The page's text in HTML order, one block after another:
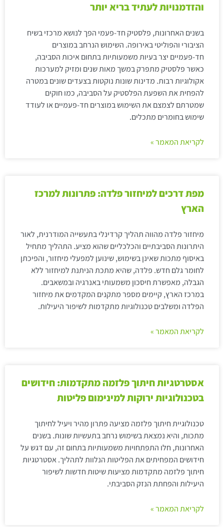
והזדמנויות לעתיד בריא יותר
בשנים האחרונות, פלסטיק חד-פעמי הפך לנושא מרכזי בשיח
הציבורי והפוליטי באירופה. השימוש הנרחב במוצרים
חד-פעמיים יצר בעיות משמעותיות בתחום איכות הסביבה,
כאשר פלסטיק מתפרק במשך מאות שנים ומזיק למערכות
אקולוגיות רבות. מדינות שונות נוקטות בצעדים שונים במטרה
להפחית את השפעת הפלסטיק על הסביבה, כמו חוקים
שמטרתם לצמצם את השימוש במוצרים חד-פעמיים או לעודד
שימוש בחומרים מתכלים.
לקריאת המאמר »
מפת דרכים למיחזור פלדה: פתרונות למרכז
הארץ
מיחזור פלדה מהווה תהליך קרדינלי בתעשייה המודרנית, לאור
היתרונות הסביבתיים והכלכליים שהוא מציע. התהליך מתחיל
באיסוף מתכות שאינן בשימוש, שינוען למפעלי מיחזור, והפיכתן
לחומר גלם חדש. פלדה, שהיא מתכת הניתנת למיחזור ללא
הגבלה, מאפשרת חיסכון משמעותי באנרגיה ובמשאבים.
במרכז הארץ, קיימים מספר מתקנים המקדמים את מיחזור
הפלדה ומשלבים טכנולוגיות מתקדמות לשיפור היעילות.
לקריאת המאמר »
אסטרטגיות חיתוך פלזמה מתקדמות: חידושים
בטכנולוגיות ירוקות למינימום פליטות
טכנולוגיית חיתוך פלזמה מציעה פתרון מהיר ויעיל לחיתוך
מתכות, והיא נמצאת בשימוש נרחב בתעשיות שונות. בשנים
האחרונות, חלו התפתחויות משמעותיות בתחום זה, עם דגש על
חידושים המפחיתים את הפליטות הנלוות לתהליך. אסטרטגיות
חיתוך פלזמה מתקדמות מציעות שיטות חדשות לשיפור
היעילות והפחתת הנזק הסביבתי.
לקריאת המאמר »